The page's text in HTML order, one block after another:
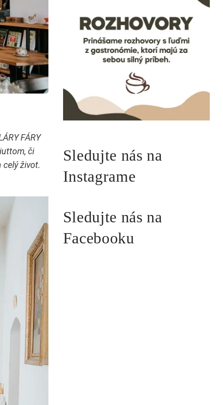
FÁRY
či
celý život.
Sledujte nás na
Instagrame
Sledujte nás na
Facebooku